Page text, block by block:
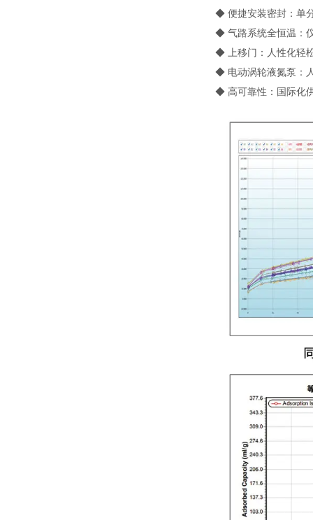
◆ 便捷安装密封：单
◆ 气路系统全恒温：
◆ 上移门：人性化轻
◆ 电动涡轮液氮泵：
◆ 高可靠性：国际化